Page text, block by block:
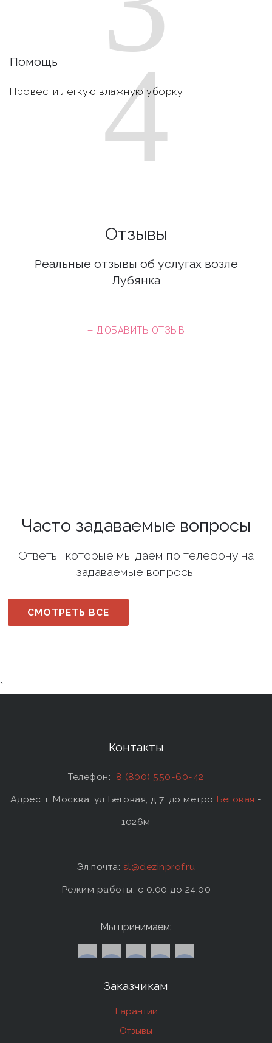
4
Помощь
Провести легкую влажную уборку
Отзывы
Реальные отзывы об услугах возле
Лубянка
+ ДОБАВИТЬ ОТЗЫВ
Часто задаваемые вопросы
Ответы, которые мы даем по телефону на
задаваемые вопросы
СМОТРЕТЬ ВСЕ
`
Контакты
Телефон: 8 (800) 550-60-42
Адрес: г Москва, ул Беговая, д 7, до метро Беговая -
1026м
Эл.почта: sl@dezinprof.ru
Режим работы: c 0:00 до 24:00
Мы принимаем:
Заказчикам
Гарантии
Отзывы